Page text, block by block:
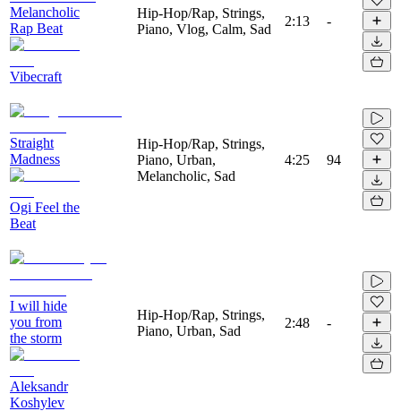
Melancholic
Rap Beat
Vibecraft
Hip-Hop/Rap, Strings,
Piano, Vlog, Calm, Sad
2:13 -
Straight
Madness
Ogi Feel the
Beat
Hip-Hop/Rap, Strings,
Piano, Urban,
Melancholic, Sad
4:25 94
I will hide
you from
the storm
Aleksandr
Koshylev
Hip-Hop/Rap, Strings,
Piano, Urban, Sad
2:48 -